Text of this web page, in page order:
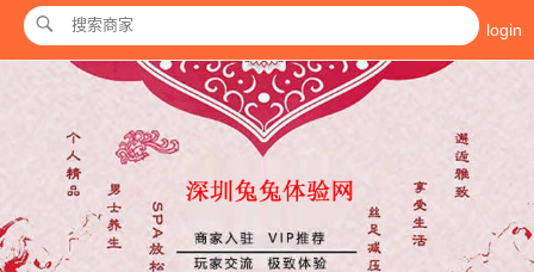
login